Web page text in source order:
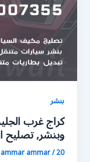
بنشر
وبنشر, تصليح
ammar ammar/20 أبريل، 2020